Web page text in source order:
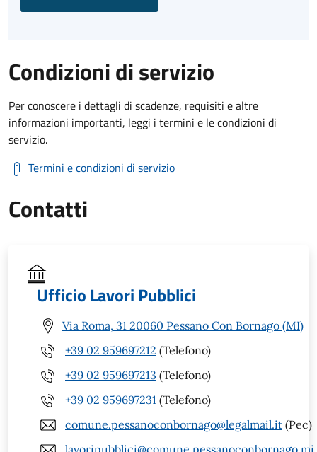
Condizioni di servizio
Per conoscere i dettagli di scadenze, requisiti e altre
informazioni importanti, leggi i termini e le condizioni di
servizio.
Termini e condizioni di servizio
Contatti
Ufficio Lavori Pubblici
Via Roma, 31 20060 Pessano Con Bornago (MI)
+39 02 959697212 (Telefono)
+39 02 959697213 (Telefono)
+39 02 959697231 (Telefono)
comune.pessanoconbornago@legalmail.it (Pec)